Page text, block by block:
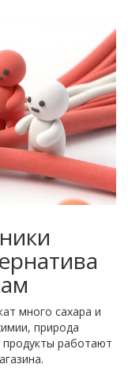
много сахара и
природа
работают